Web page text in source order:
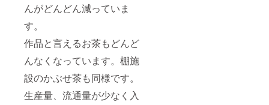
んがどんどん減っていま
す。
作品と言えるお茶もどんど
んなくなっています。棚施
設のかぶせ茶も同様です。
生産量、流通量が少なく入